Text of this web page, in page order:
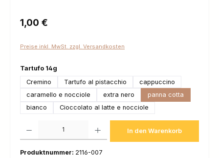
Regulärer Preis:
1,00 €
Preise inkl. MwSt. zzgl. Versandkosten
Tartufo 14g
Cremino
Tartufo al pistacchio
cappuccino
caramello e nocciole
extra nero
panna cotta
bianco
Cioccolato al latte e nocciole
In den Warenkorb
Produktnummer: 2116-007